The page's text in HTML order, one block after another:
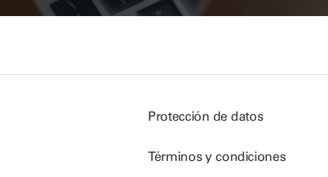
Protección de datos
Términos y condiciones